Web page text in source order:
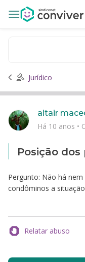
Jurídico
Posição dos
Pergunto: Não há
condôminos a
altair
Há 10 anos •
Relatar abuso